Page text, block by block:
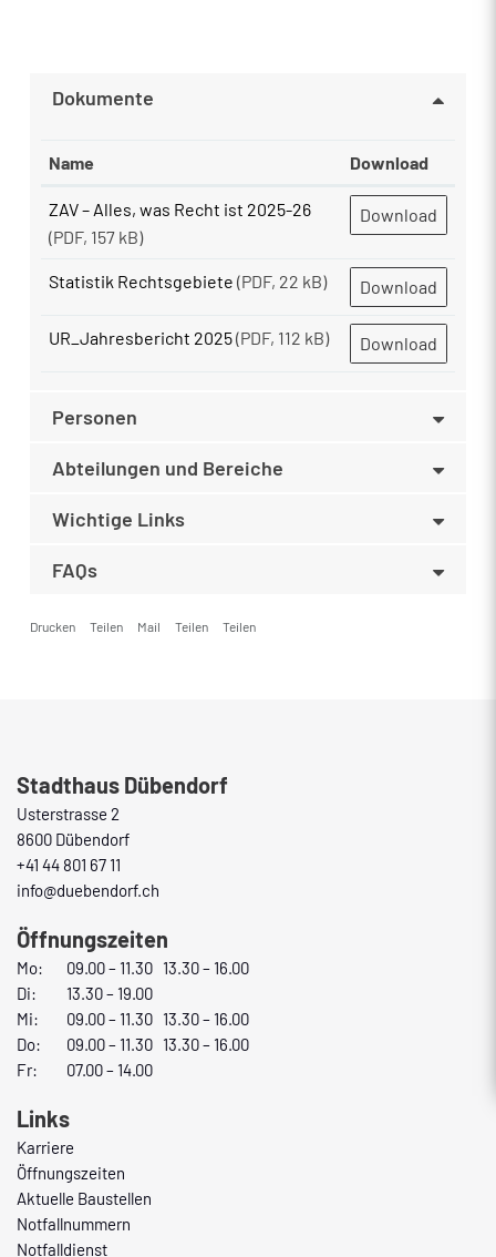
Dokumente
Name Download
ZAV – Alles, was Recht ist 2025-26
(PDF, 157 kB)
Download
Statistik Rechtsgebiete (PDF, 22 kB) Download
UR_Jahresbericht 2025(PDF, 112 kB) Download
Personen
Abteilungen und Bereiche
Wichtige Links
FAQs
Drucken Teilen Mail Teilen Teilen
Stadthaus Dübendorf
Usterstrasse 2
8600 Dübendorf
+41 44 801 67 11
info@duebendorf.ch
Öffnungszeiten
Mo:
09.00 – 11.30 13.30 – 16.00
Di:
13.30 – 19.00
Mi:
09.00 – 11.30 13.30 – 16.00
Do:
09.00 – 11.30 13.30 – 16.00
Fr:
07.00 – 14.00
Links
Karriere
Öffnungszeiten
Aktuelle Baustellen
Notfallnummern
Notfalldienst